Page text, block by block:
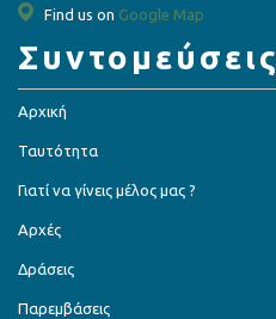
Find us on Google Map
Συντομεύσεις
Αρχική
Ταυτότητα
Γιατί να γίνεις μέλος μας ?
Αρχές
Δράσεις
Παρεμβάσεις